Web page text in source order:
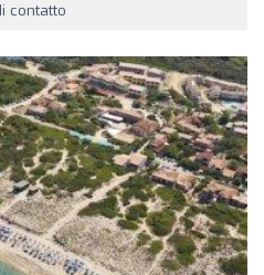
contatto